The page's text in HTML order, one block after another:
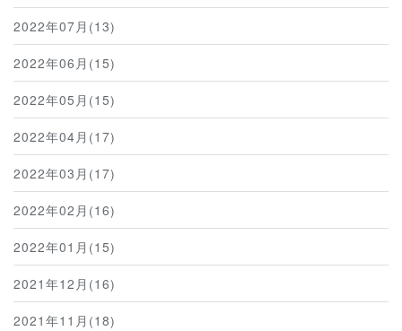
2022年07月(13)
2022年06月(15)
2022年05月(15)
2022年04月(17)
2022年03月(17)
2022年02月(16)
2022年01月(15)
2021年12月(16)
2021年11月(18)